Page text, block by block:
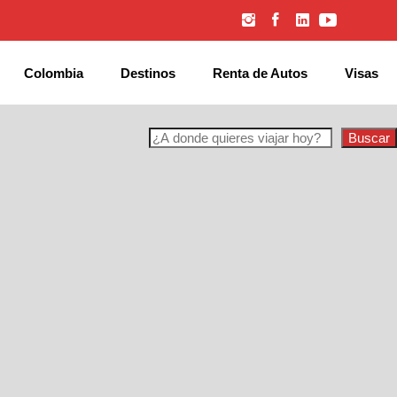
Colombia Destinos Renta de Autos Visas
Buscar